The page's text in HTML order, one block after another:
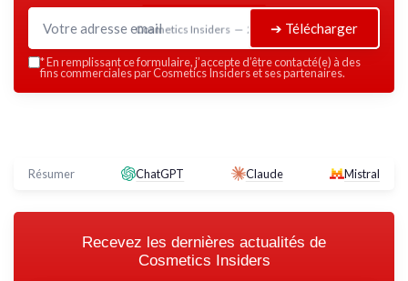
Cosmetics Insiders — 2026➔ Télécharger
*En remplissant ce formulaire, j’accepte d’être contacté(e) à des
fins commerciales par Cosmetics Insiders et ses partenaires.
Résumer ChatGPT Claude Mistral
Recevez les dernières actualités de
Cosmetics Insiders